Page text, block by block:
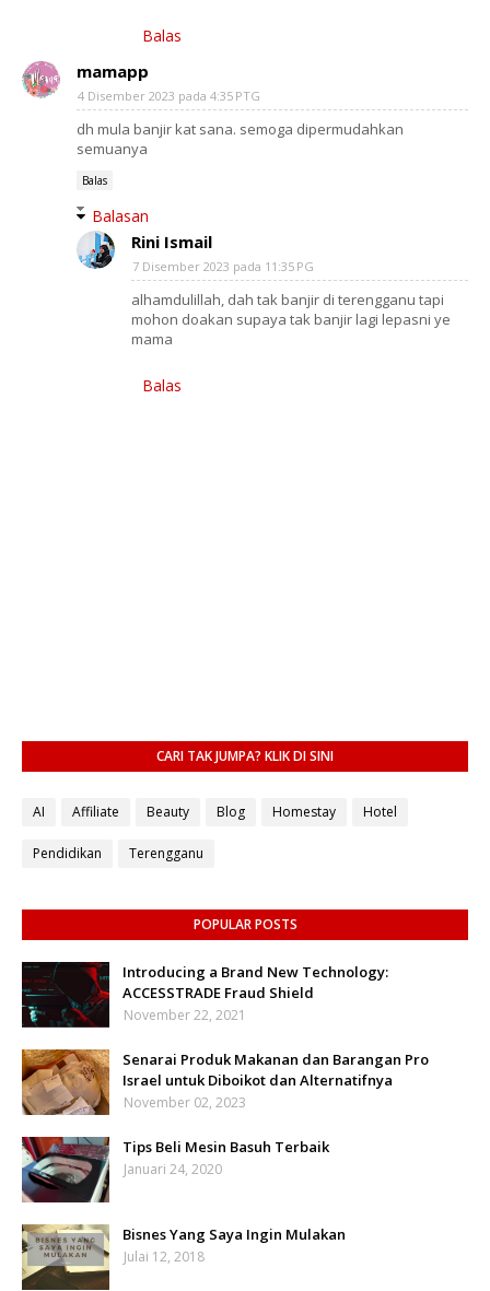
Balas
mamapp
4 Disember 2023 pada 4:35 PTG
dh mula banjir kat sana. semoga dipermudahkan
semuanya
Balas
Balasan
Rini Ismail
7 Disember 2023 pada 11:35 PG
alhamdulillah, dah tak banjir di terengganu tapi
mohon doakan supaya tak banjir lagi lepasni ye
mama
Balas
CARI TAK JUMPA? KLIK DI SINI
AI Affiliate Beauty Blog Homestay Hotel
Pendidikan Terengganu
POPULAR POSTS
Introducing a Brand New Technology:
ACCESSTRADE Fraud Shield
November 22, 2021
Senarai Produk Makanan dan Barangan Pro
Israel untuk Diboikot dan Alternatifnya
November 02, 2023
Tips Beli Mesin Basuh Terbaik
Januari 24, 2020
Bisnes Yang Saya Ingin Mulakan
Julai 12, 2018